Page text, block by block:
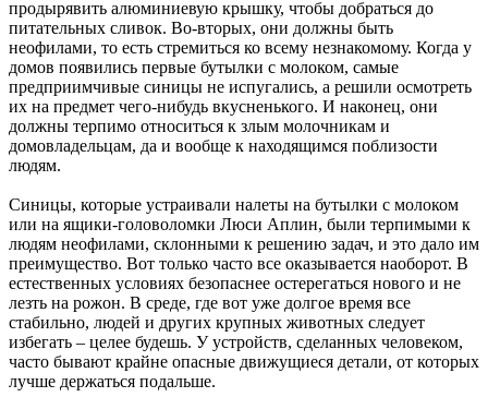
продырявить алюминиевую крышку, чтобы добраться до
питательных сливок. Во-вторых, они должны быть
неофилами, то есть стремиться ко всему незнакомому. Когда у
домов появились первые бутылки с молоком, самые
предприимчивые синицы не испугались, а решили осмотреть
их на предмет чего-нибудь вкусненького. И наконец, они
должны терпимо относиться к злым молочникам и
домовладельцам, да и вообще к находящимся поблизости
людям.
Синицы, которые устраивали налеты на бутылки с молоком
или на ящики-головоломки Люси Аплин, были терпимыми к
людям неофилами, склонными к решению задач, и это дало им
преимущество. Вот только часто все оказывается наоборот. В
естественных условиях безопаснее остерегаться нового и не
лезть на рожон. В среде, где вот уже долгое время все
стабильно, людей и других крупных животных следует
избегать – целее будешь. У устройств, сделанных человеком,
часто бывают крайне опасные движущиеся детали, от которых
лучше держаться подальше.